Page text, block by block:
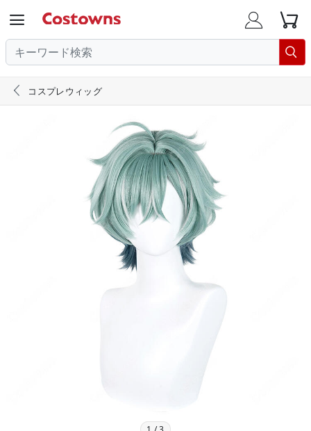
  

 コスプレウィッグ